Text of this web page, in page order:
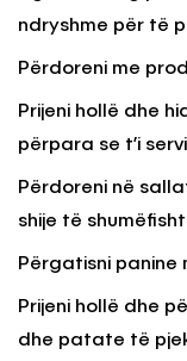
ndryshme për të
Përdoreni me
Prijeni hollë dhe
përpara se t’i
Përdoreni në
shije të
Përgatisni
Prijeni hollë dhe
dhe patate të